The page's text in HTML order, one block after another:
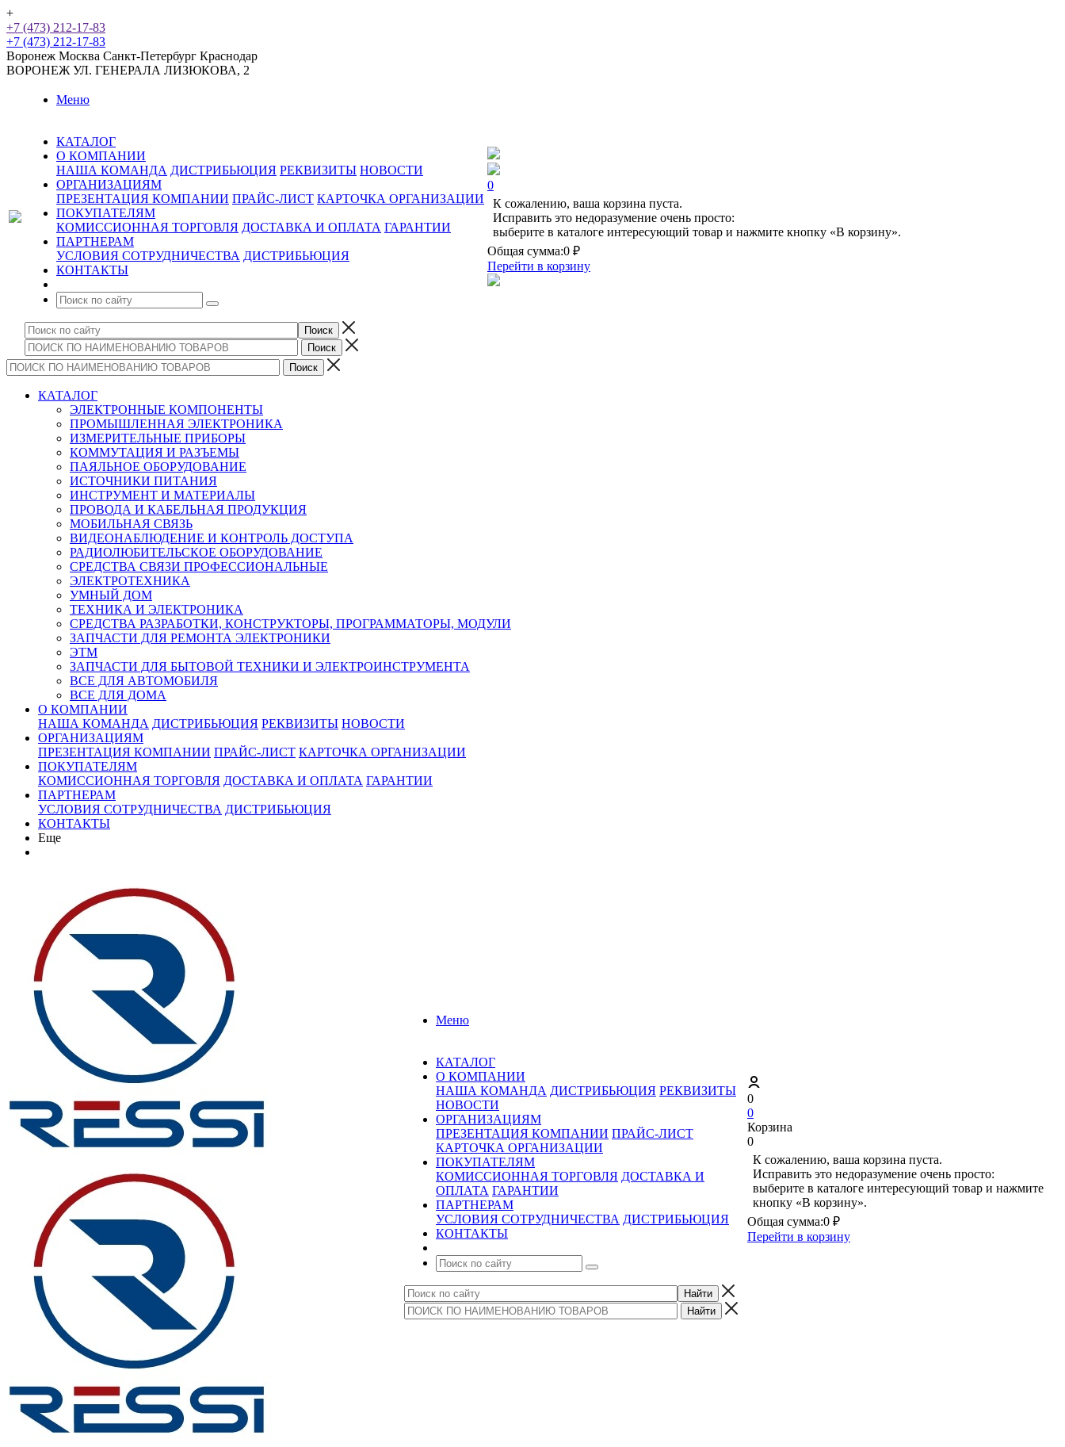
+
+7 (473) 212-17-83
+7 (473) 212-17-83
Воронеж Москва Санкт-Петербург Краснодар
ВОРОНЕЖ УЛ. ГЕНЕРАЛА ЛИЗЮКОВА, 2
Меню
КАТАЛОГ
О КОМПАНИИ
НАША КОМАНДА ДИСТРИБЬЮЦИЯ РЕКВИЗИТЫ НОВОСТИ
ОРГАНИЗАЦИЯМ
ПРЕЗЕНТАЦИЯ КОМПАНИИ ПРАЙС-ЛИСТ КАРТОЧКА ОРГАНИЗАЦИИ
ПОКУПАТЕЛЯМ
КОМИССИОННАЯ ТОРГОВЛЯ ДОСТАВКА И ОПЛАТА ГАРАНТИИ
ПАРТНЕРАМ
УСЛОВИЯ СОТРУДНИЧЕСТВА ДИСТРИБЬЮЦИЯ
КОНТАКТЫ
0
К сожалению, ваша корзина пуста.
Исправить это недоразумение очень просто:
выберите в каталоге интересующий товар и нажмите кнопку «В корзину».
Общая сумма:0 ₽
Перейти в корзину
КАТАЛОГ
ЭЛЕКТРОННЫЕ КОМПОНЕНТЫ
ПРОМЫШЛЕННАЯ ЭЛЕКТРОНИКА
ИЗМЕРИТЕЛЬНЫЕ ПРИБОРЫ
КОММУТАЦИЯ И РАЗЪЕМЫ
ПАЯЛЬНОЕ ОБОРУДОВАНИЕ
ИСТОЧНИКИ ПИТАНИЯ
ИНСТРУМЕНТ И МАТЕРИАЛЫ
ПРОВОДА И КАБЕЛЬНАЯ ПРОДУКЦИЯ
МОБИЛЬНАЯ СВЯЗЬ
ВИДЕОНАБЛЮДЕНИЕ И КОНТРОЛЬ ДОСТУПА
РАДИОЛЮБИТЕЛЬСКОЕ ОБОРУДОВАНИЕ
СРЕДСТВА СВЯЗИ ПРОФЕССИОНАЛЬНЫЕ
ЭЛЕКТРОТЕХНИКА
УМНЫЙ ДОМ
ТЕХНИКА И ЭЛЕКТРОНИКА
СРЕДСТВА РАЗРАБОТКИ, КОНСТРУКТОРЫ, ПРОГРАММАТОРЫ, МОДУЛИ
ЗАПЧАСТИ ДЛЯ РЕМОНТА ЭЛЕКТРОНИКИ
ЭТМ
ЗАПЧАСТИ ДЛЯ БЫТОВОЙ ТЕХНИКИ И ЭЛЕКТРОИНСТРУМЕНТА
ВСЕ ДЛЯ АВТОМОБИЛЯ
ВСЕ ДЛЯ ДОМА
О КОМПАНИИ
НАША КОМАНДА ДИСТРИБЬЮЦИЯ РЕКВИЗИТЫ НОВОСТИ
ОРГАНИЗАЦИЯМ
ПРЕЗЕНТАЦИЯ КОМПАНИИ ПРАЙС-ЛИСТ КАРТОЧКА ОРГАНИЗАЦИИ
ПОКУПАТЕЛЯМ
КОМИССИОННАЯ ТОРГОВЛЯ ДОСТАВКА И ОПЛАТА ГАРАНТИИ
ПАРТНЕРАМ
УСЛОВИЯ СОТРУДНИЧЕСТВА ДИСТРИБЬЮЦИЯ
КОНТАКТЫ
Еще
Меню
КАТАЛОГ
О КОМПАНИИ
НАША КОМАНДА ДИСТРИБЬЮЦИЯ РЕКВИЗИТЫ
НОВОСТИ
ОРГАНИЗАЦИЯМ
ПРЕЗЕНТАЦИЯ КОМПАНИИ ПРАЙС-ЛИСТ
КАРТОЧКА ОРГАНИЗАЦИИ
ПОКУПАТЕЛЯМ
КОМИССИОННАЯ ТОРГОВЛЯ ДОСТАВКА И
ОПЛАТА ГАРАНТИИ
ПАРТНЕРАМ
УСЛОВИЯ СОТРУДНИЧЕСТВА ДИСТРИБЬЮЦИЯ
КОНТАКТЫ
0
0
Корзина
0
К сожалению, ваша корзина пуста.
Исправить это недоразумение очень просто:
выберите в каталоге интересующий товар и нажмите
кнопку «В корзину».
Общая сумма:0 ₽
Перейти в корзину